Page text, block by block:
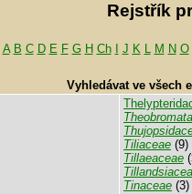
Rejstřík
A B C D E F G H Ch J K L M N O
Vyhledávat ve všech
Tiliaceae (9)
Tillaeaceae
Tinaceae (3)